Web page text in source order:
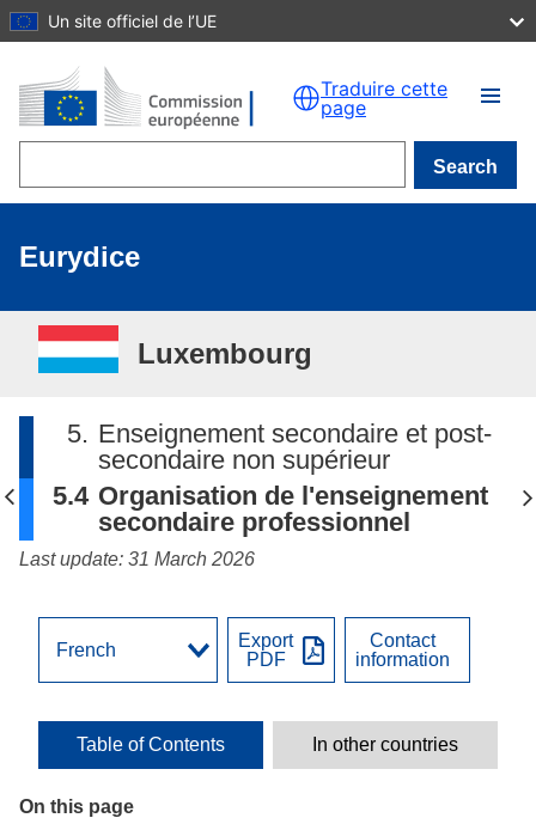
Skip to main content
Un site officiel de l’UE
Traduire cette
page
Search
Eurydice
Luxembourg
5. Enseignement secondaire et post-
secondaire non supérieur
5.4 Organisation de l'enseignement
secondaire professionnel
Last update: 31 March 2026
On this page
Export
PDF
Contact
information
Table of Contents In other countries